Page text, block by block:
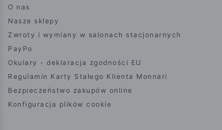
O nas
Nasze sklepy
Zwroty i wymiany w salonach stacjonarnych
PayPo
Okulary - deklaracja zgodności EU
Regulamin Karty Stałego Klienta Monnari
Bezpieczeństwo zakupów online
Konfiguracja plików cookie